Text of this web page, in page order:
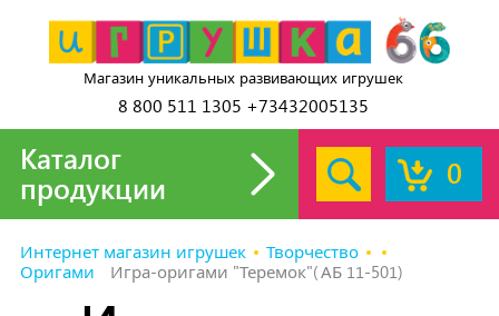
Магазин уникальных развивающих игрушек
8 800 511 1305 +73432005135
0
Каталог
продукции
Интернет магазин игрушек
Творчество
Оригами
Игра-оригами "Теремок"(АБ 11-501)